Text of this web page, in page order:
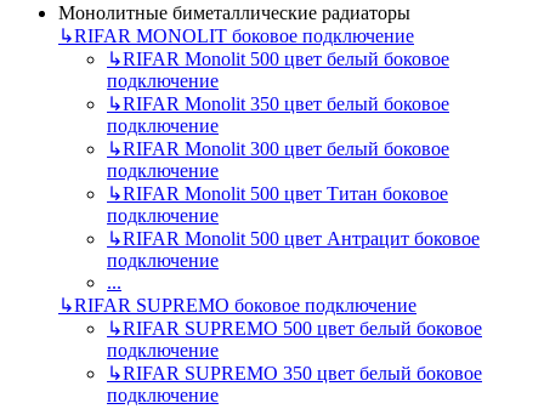
Монолитные биметаллические радиаторы
↳RIFAR MONOLIT боковое подключение
↳RIFAR Monolit 500 цвет белый боковое
подключение
↳RIFAR Monolit 350 цвет белый боковое
подключение
↳RIFAR Monolit 300 цвет белый боковое
подключение
↳RIFAR Monolit 500 цвет Титан боковое
подключение
↳RIFAR Monolit 500 цвет Антрацит боковое
подключение
...
↳RIFAR SUPREMO боковое подключение
↳RIFAR SUPREMO 500 цвет белый боковое
подключение
↳RIFAR SUPREMO 350 цвет белый боковое
подключение